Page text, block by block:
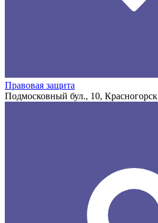
Правовая защита
Подмосковный бул., 10, Красногорск